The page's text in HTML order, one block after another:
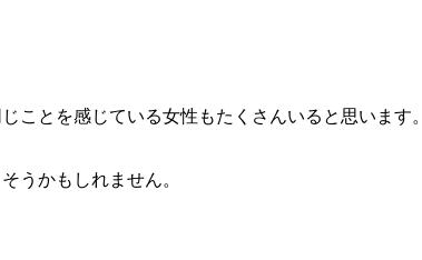
ことを感じている女性もたくさんいると思います。
うかもしれません。